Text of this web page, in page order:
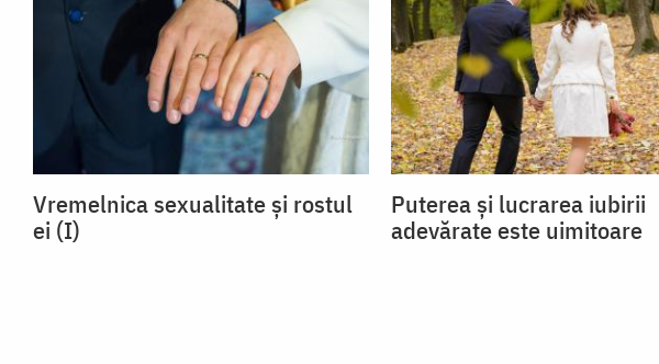
Vremelnica sexualitate și rostul
ei (I)
Puterea și lucrarea iubirii
adevărate este uimitoare